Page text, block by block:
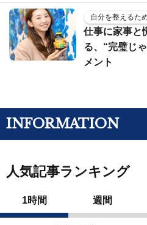
自分を整えるた
仕事に家事と
る、“完璧じ
メント
INFORMATION
人気記事ランキング
1時間 週間